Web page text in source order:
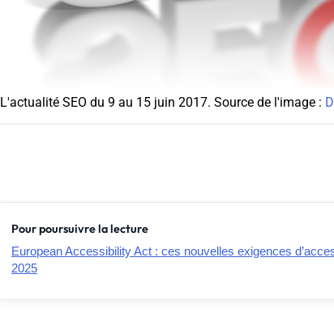
L'actualité SEO du 9 au 15 juin 2017. Source de l'image :
Pour poursuivre la lecture
European Accessibility Act : ces nouvelles exigences
2025